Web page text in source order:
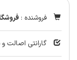
فروشنده :
گارانتی اصالت